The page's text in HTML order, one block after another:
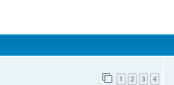
1 2 3 4